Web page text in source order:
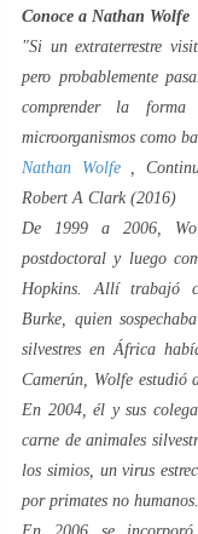
Conoce a Nathan Wolfe
"Si un extraterrestre
pero probablemente
comprender la
microorganismos como
Nathan Wolfe,
Robert A Clark(2016)
De 1999 a 2006,
postdoctoral y luego
Hopkins. Allí trabajó
Burke, quien
silvestres en África
Camerún, Wolfe estudió
En 2004, él y sus
carne de animales
los simios, un virus
por primates no humanos.